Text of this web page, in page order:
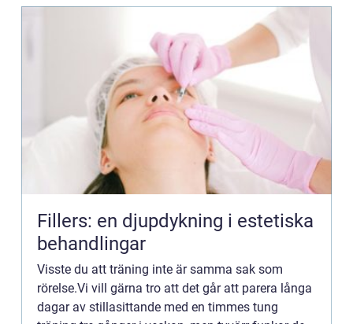
Fillers: en djupdykning i estetiska
behandlingar
Visste du att träning inte är samma sak som
rörelse.Vi vill gärna tro att det går att parera långa
dagar av stillasittande med en timmes tung